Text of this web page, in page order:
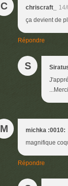
C chriscraft_
ça devient de
Répondre
S
M michka :0010:
magnifique
Répondre